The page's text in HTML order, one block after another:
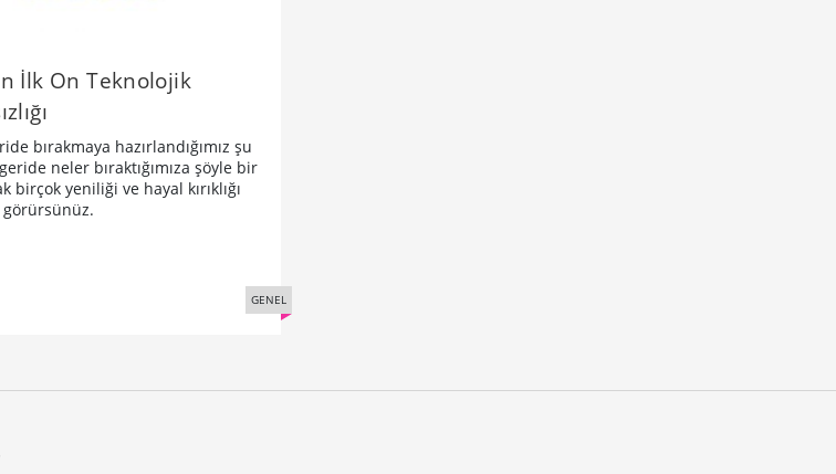
İlk On Teknolojik
bırakmaya hazırlandığımız şu
neler bıraktığımıza şöyle bir
birçok yeniliği ve hayal kırıklığı
GENEL